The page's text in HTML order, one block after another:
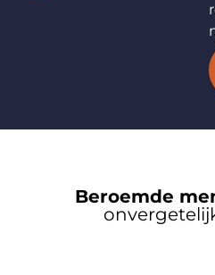
Beroemde